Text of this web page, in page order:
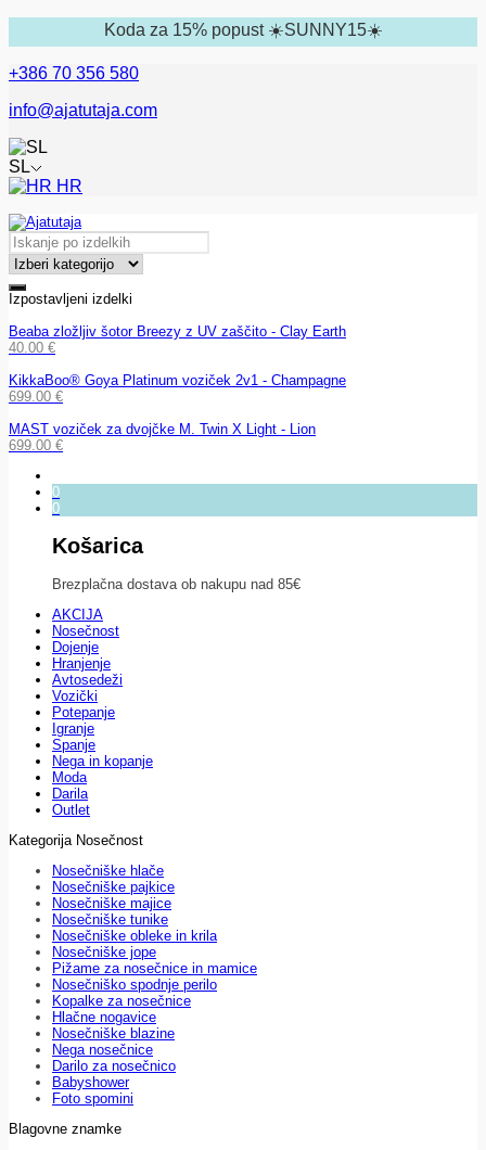
Koda za 15% popust ☀️SUNNY15☀️
+386 70 356 580
info@ajatutaja.com
SL
HR
Izpostavljeni izdelki
Beaba zložljiv šotor Breezy z UV zaščito - Clay Earth
40.00 €
KikkaBoo® Goya Platinum voziček 2v1 - Champagne
699.00 €
MAST voziček za dvojčke M. Twin X Light - Lion
699.00 €
0
0
Košarica
Brezplačna dostava ob nakupu nad 85€
AKCIJA
Nosečnost
Dojenje
Hranjenje
Avtosedeži
Vozički
Potepanje
Igranje
Spanje
Nega in kopanje
Moda
Darila
Outlet
Kategorija Nosečnost
Nosečniške hlače
Nosečniške pajkice
Nosečniške majice
Nosečniške tunike
Nosečniške obleke in krila
Nosečniške jope
Pižame za nosečnice in mamice
Nosečniško spodnje perilo
Kopalke za nosečnice
Hlačne nogavice
Nosečniške blazine
Nega nosečnice
Darilo za nosečnico
Babyshower
Foto spomini
Blagovne znamke